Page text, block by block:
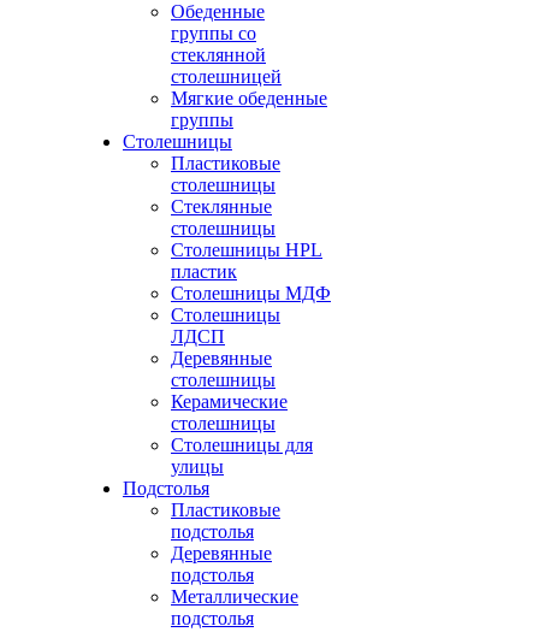
Обеденные
группы со
стеклянной
столешницей
Мягкие обеденные
группы
Столешницы
Пластиковые
столешницы
Стеклянные
столешницы
Столешницы HPL
пластик
Столешницы МДФ
Столешницы
ЛДСП
Деревянные
столешницы
Керамические
столешницы
Столешницы для
улицы
Подстолья
Пластиковые
подстолья
Деревянные
подстолья
Металлические
подстолья